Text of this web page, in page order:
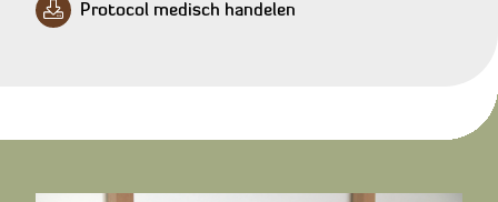
Protocol medisch handelen